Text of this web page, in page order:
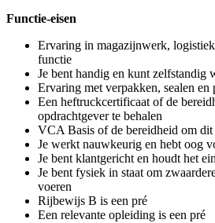
Functie-eisen
Ervaring in magazijnwerk,
functie
Je bent handig en kunt zelfstandig
Ervaring met verpakken, sealen en
Een heftruckcertificaat of de
opdrachtgever te behalen
VCA Basis of de bereidheid om dit
Je werkt nauwkeurig en hebt oog
Je bent klantgericht en houdt het
Je bent fysiek in staat om
voeren
Rijbewijs B is een pré
Een relevante opleiding is een pré